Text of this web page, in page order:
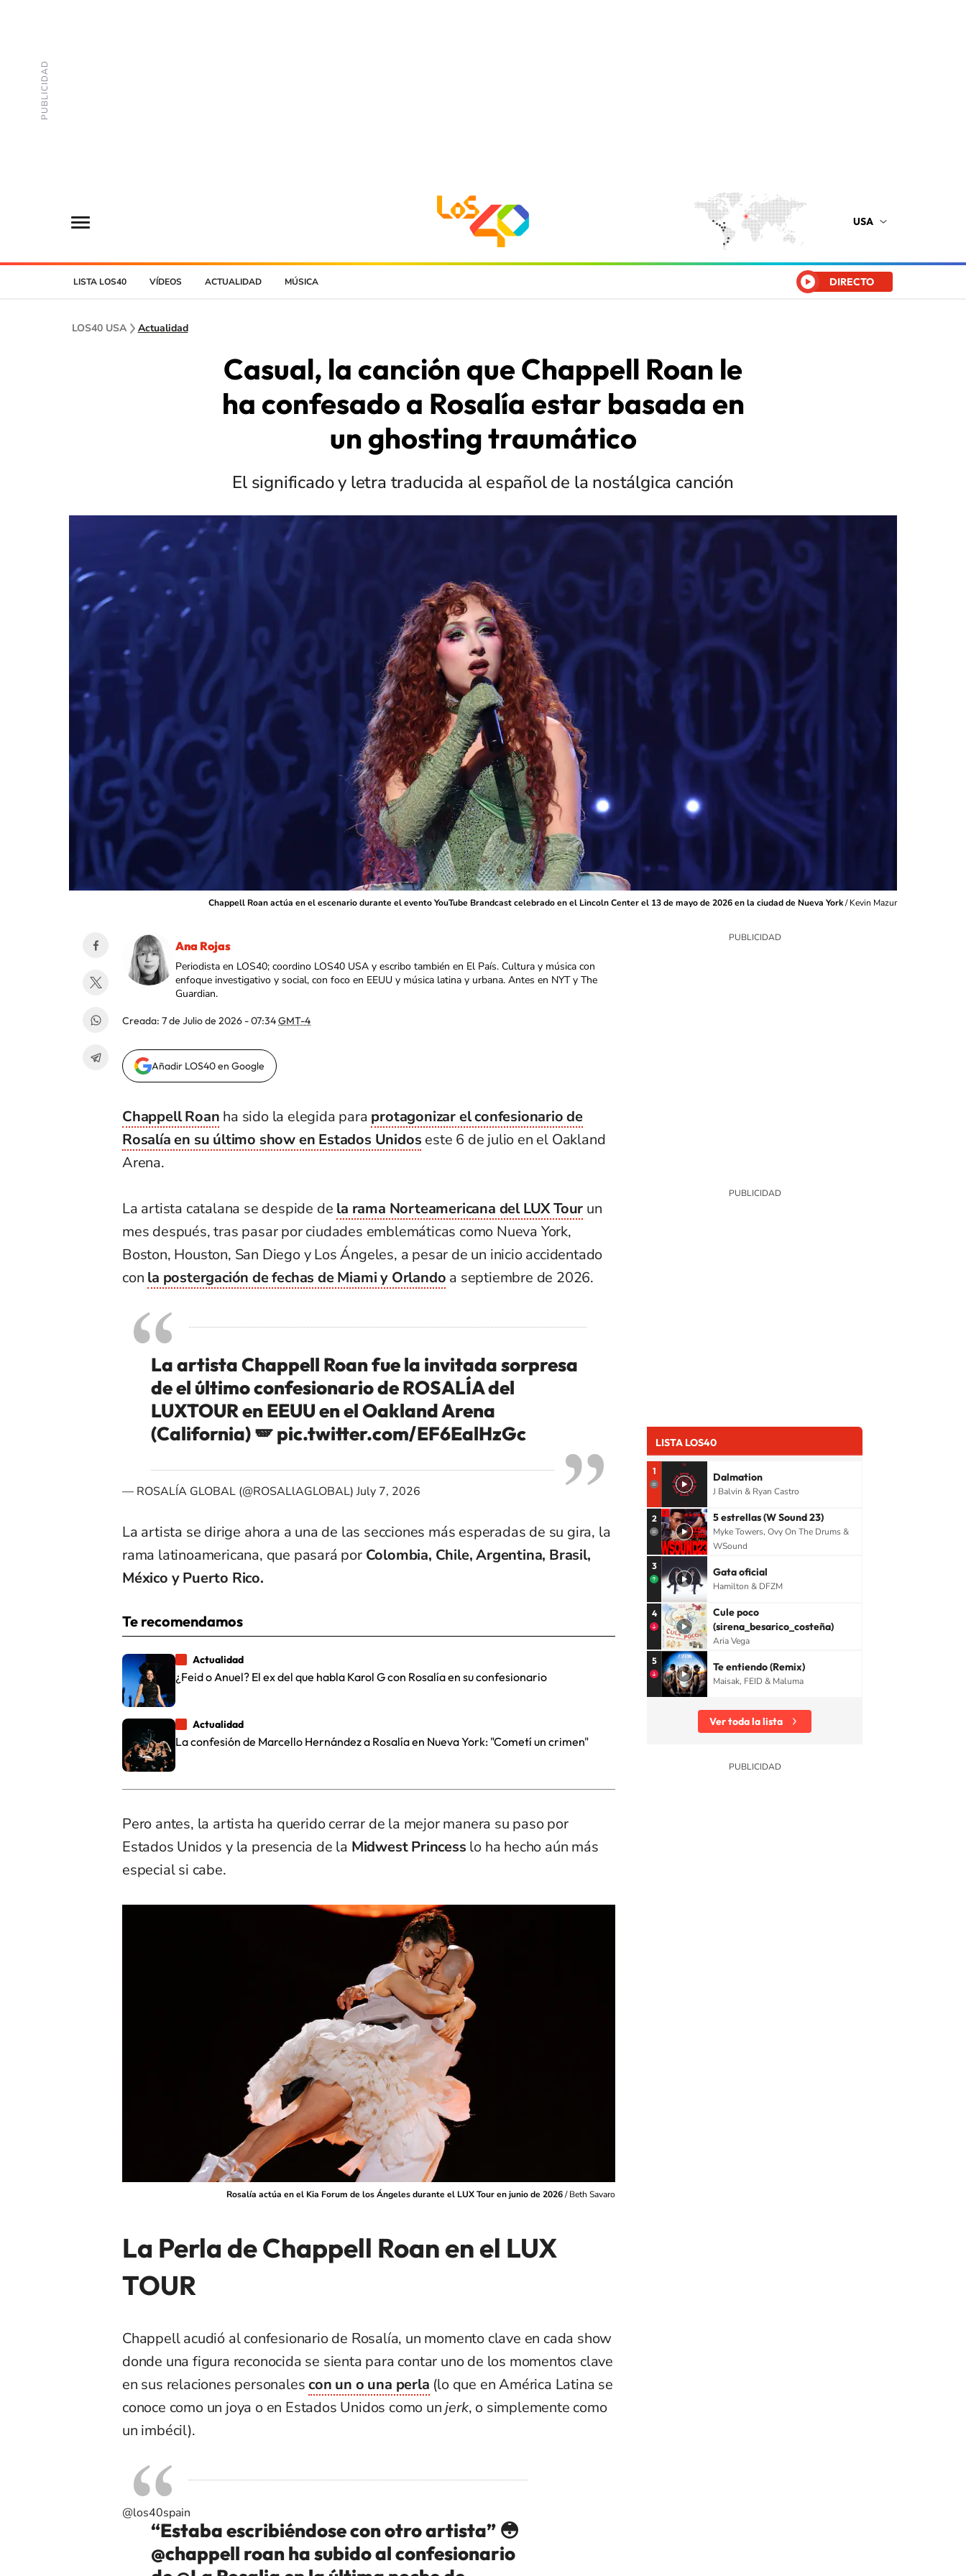
USA
LISTA LOS40 VÍDEOS ACTUALIDAD MÚSICA DIRECTO
LOS40 USA Actualidad
Casual, la canción que Chappell Roan le
ha confesado a Rosalía estar basada en
un ghosting traumático
El significado y letra traducida al español de la nostálgica canción
Chappell Roan actúa en el escenario durante el evento YouTube Brandcast celebrado en el Lincoln Center el 13 de mayo de 2026 en la ciudad de Nueva York/Kevin Mazur
Ana Rojas
Periodista en LOS40; coordino LOS40 USA y escribo también en El País. Cultura y música con
enfoque investigativo y social, con foco en EEUU y música latina y urbana. Antes en NYT y The
Guardian.
Creada: 7 de Julio de 2026 - 07:34GMT-4
Añadir LOS40 en Google
Chappell Roan ha sido la elegida para protagonizar el confesionario de
Rosalía en su último show en Estados Unidos este 6 de julio en el Oakland
Arena.
La artista catalana se despide de la rama Norteamericana del LUX Tour un
mes después, tras pasar por ciudades emblemáticas como Nueva York,
Boston, Houston, San Diego y Los Ángeles, a pesar de un inicio accidentado
con la postergación de fechas de Miami y Orlando a septiembre de 2026.
La artista Chappell Roan fue la invitada sorpresa
de el último confesionario de ROSALÍA del
LUXTOUR en EEUU en el Oakland Arena
(California) 🪽pic.twitter.com/EF6EalHzGc
— ROSALÍA GLOBAL (@ROSALlAGLOBAL)July 7, 2026
La artista se dirige ahora a una de las secciones más esperadas de su gira, la
rama latinoamericana, que pasará por Colombia, Chile, Argentina, Brasil,
México y Puerto Rico.
Te recomendamos
Actualidad
¿Feid o Anuel? El ex del que habla Karol G con Rosalía en su confesionario
Actualidad
La confesión de Marcello Hernández a Rosalía en Nueva York: "Cometí un crimen"
Pero antes, la artista ha querido cerrar de la mejor manera su paso por
Estados Unidos y la presencia de la Midwest Princess lo ha hecho aún más
especial si cabe.
Rosalía actúa en el Kia Forum de los Ángeles durante el LUX Tour en junio de 2026/Beth Savaro
La Perla de Chappell Roan en el LUX
TOUR
Chappell acudió al confesionario de Rosalía, un momento clave en cada show
donde una figura reconocida se sienta para contar uno de los momentos clave
en sus relaciones personalescon un o una perla (lo que en América Latina se
conoce como un joya o en Estados Unidos como unjerk, o simplemente como
un imbécil).
@los40spain
“Estaba escribiéndose con otro artista” 😳
@chappell roan ha subido al confesionario
LISTA LOS40
1 Dalmation
J Balvin & Ryan Castro
2 5 estrellas (W Sound 23)
Myke Towers, Ovy On The Drums &
WSound
3 Gata oficial
Hamilton & DFZM
4
Cule poco
(sirena_besarico_costeña)
Aria Vega
5 Te entiendo (Remix)
Maisak, FEID & Maluma
Ver toda la lista